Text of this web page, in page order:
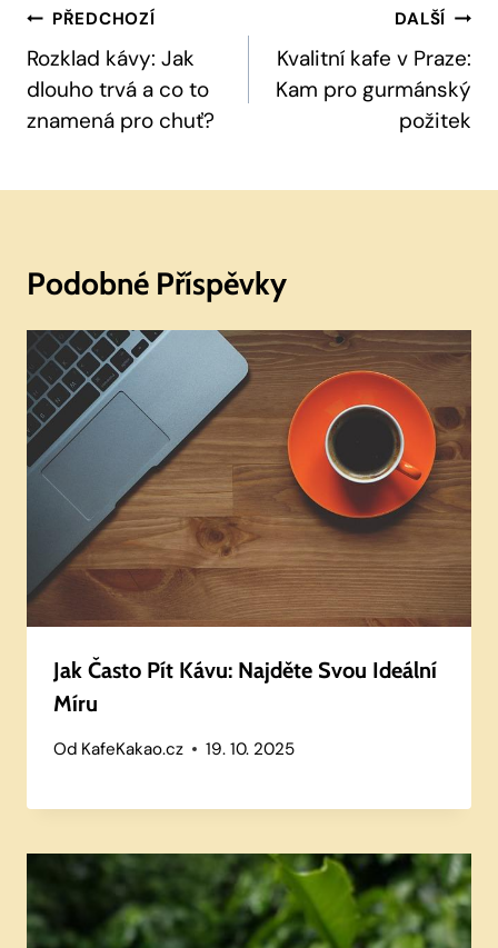
Navigace
Pro
Příspěvek
PŘEDCHOZÍ
Rozklad kávy: Jak
dlouho trvá a co to
znamená pro chuť?
DALŠÍ
Kvalitní kafe v Praze:
Kam pro gurmánský
požitek
Podobné Příspěvky
Jak Často Pít Kávu: Najděte Svou Ideální
Míru
Od KafeKakao.cz 19. 10. 2025